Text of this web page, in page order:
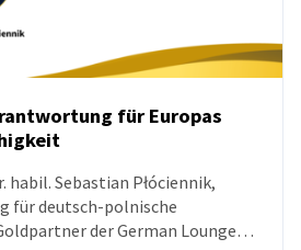
für Europas
habil. Sebastian Płóciennik,
für deutsch-polnische
der German Lounge